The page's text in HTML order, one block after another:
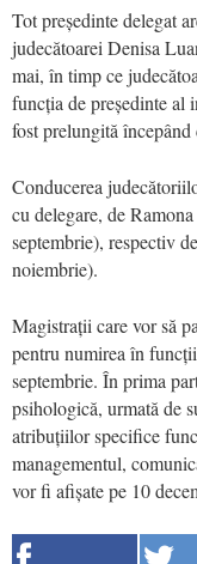
Tot președinte delegat
judecătoarei Denisa
mai, în timp ce
funcția de președinte al
fost prelungită începând
Conducerea
cu delegare, de
septembrie), respectiv
noiembrie).
Magistrații care vor să
pentru numirea în
septembrie. În prima
psihologică, urmată de
atribuțiilor specifice
managementul,
vor fi afișate pe 10